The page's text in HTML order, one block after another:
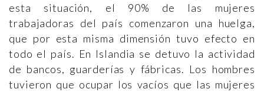
esta situación, el 90% de las mujeres
trabajadoras del país comenzaron una huelga,
que por esta misma dimensión tuvo efecto en
todo el país. En Islandia se detuvo la actividad
de bancos, guarderías y fábricas. Los hombres
tuvieron que ocupar los vacíos que las mujeres